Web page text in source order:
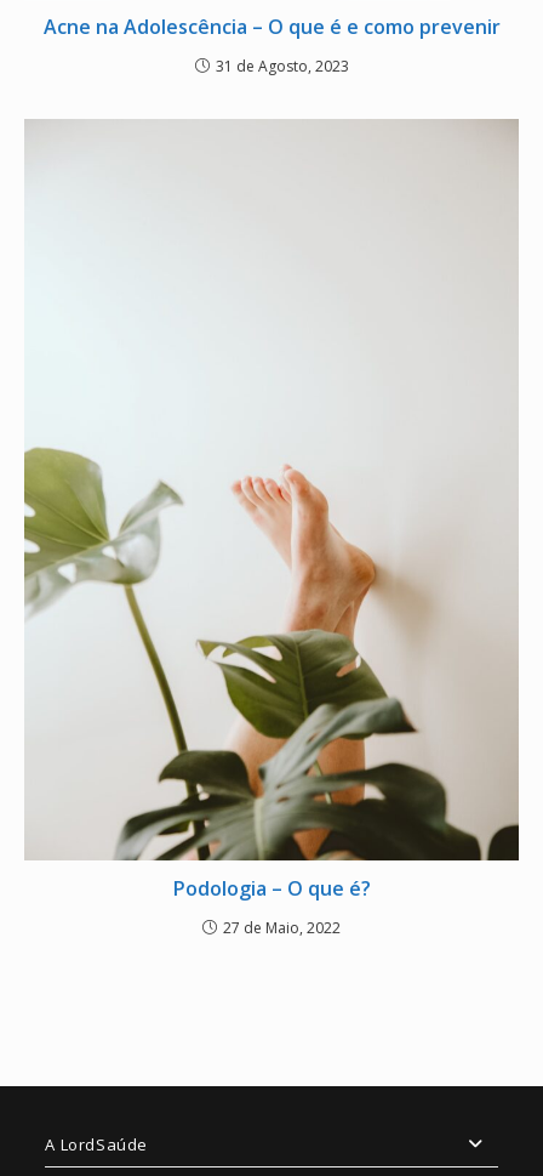
Acne na Adolescência – O que é e como prevenir
31 de Agosto, 2023
Podologia – O que é?
27 de Maio, 2022
A LordSaúde